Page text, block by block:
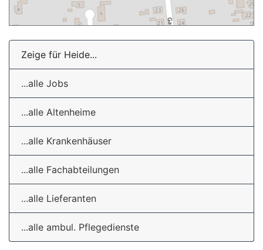
Zeige für Heide...
...alle Jobs
...alle Altenheime
...alle Krankenhäuser
...alle Fachabteilungen
...alle Lieferanten
...alle ambul. Pflegedienste